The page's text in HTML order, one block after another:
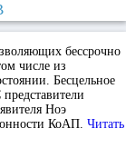
бессрочно
числе из
Бесцельное
Ноэ
КоАП. Читать